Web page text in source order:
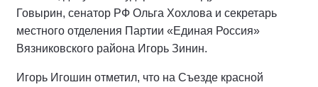
Говырин, сенатор РФ Ольга Хохлова и секретарь
местного отделения Партии «Единая Россия»
Вязниковского района Игорь Зинин.
Игорь Игошин отметил, что на Съезде красной